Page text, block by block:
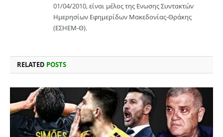
01/04/2010, είναι μέλος της Ενωσης Συντακτών
Ημερησίων Εφημερίδων Μακεδονίας-Θράκης
(ΕΣΗΕΜ-Θ).
RELATED POSTS